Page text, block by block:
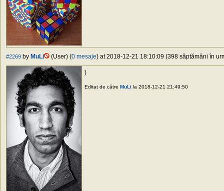
#2269 by MuLi (User) (0 mesaje) at 2018-12-21 18:10:09 (398 săptămâni în
)
Editat de către MuLi la 2018-12-21 21:49:50